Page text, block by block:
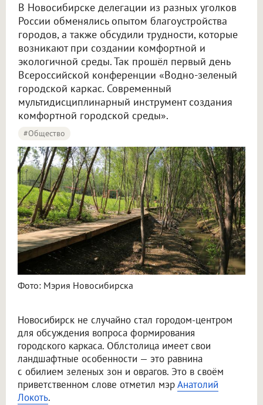
В Новосибирске делегации из разных уголков
России обменялись опытом благоустройства
городов, а также обсудили трудности, которые
возникают при создании комфортной и
экологичной среды. Так прошёл первый день
Всероссийской конференции «Водно-зеленый
городской каркас. Современный
мультидисциплинарный инструмент создания
комфортной городской среды».
#Общество
Фото: Мэрия Новосибирска
Новосибирск не случайно стал городом-центром
для обсуждения вопроса формирования
городского каркаса. Облстолица имеет свои
ландшафтные особенности — это равнина
с обилием зеленых зон и оврагов. Это в своём
приветственном слове отметил мэрАнатолий
Локоть.